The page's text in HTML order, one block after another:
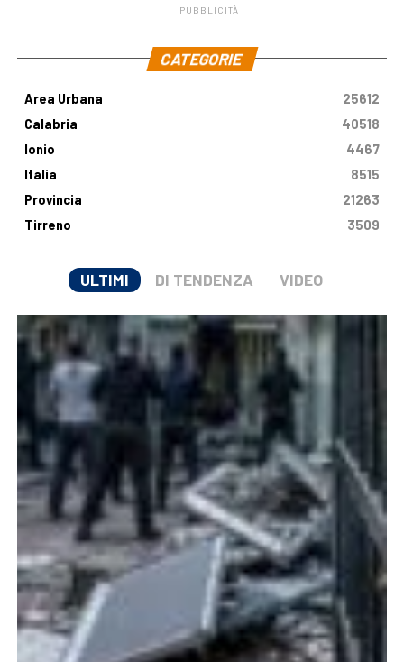
PUBBLICITÀ
CATEGORIE
Area Urbana
25612
Calabria
40518
Ionio
4467
Italia
8515
Provincia
21263
Tirreno
3509
ULTIMI DI TENDENZA VIDEO